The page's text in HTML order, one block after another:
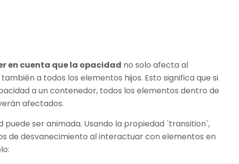
en cuenta que la opacidad no solo afecta al
a todos los elementos hijos. Esto significa que si
a un contenedor, todos los elementos dentro de
afectados.
puede ser animada. Usando la propiedad `transition`,
de desvanecimiento al interactuar con elementos en